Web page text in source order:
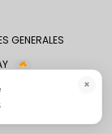
GENERALES
×